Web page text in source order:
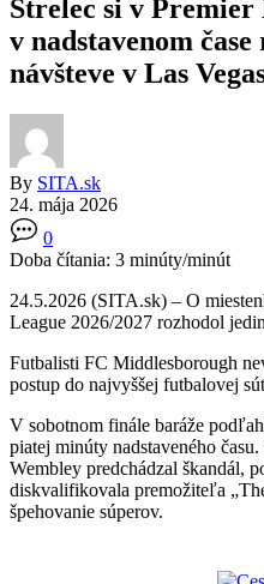
Strelec si v Premier
v nadstavenom
návšteve v Las
By SITA.sk
24. mája 2026
0
Doba čítania: 3 minúty/minút
24.5.2026 (SITA.sk) – O
League 2026/2027 rozhodol
Futbalisti FC Middlesborough
postup do najvyššej futbalovej
V sobotnom finále baráže
piatej minúty nadstaveného
Wembley predchádzal škandál,
diskvalifikovala premožiteľa
špehovanie súperov.